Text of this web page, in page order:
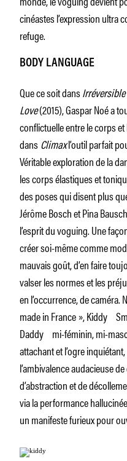
cinéastes l’expression ultra
refuge.
BODY LANGUAGE
Que ce soit dansIrréversible
Love(2015), Gaspar Noé a
conflictuelle entre le corps
dansClimaxl’outil parfait
Véritable exploration de la
les corps élastiques et
des poses qui disent plus
Jérôme Bosch et Pina
l’esprit du voguing. Une
créer soi-même comme
mauvais goût, d’en faire
valser les normes et les
en l’occurrence, de
made in France », Kiddy
Daddy mi-féminin, mi-
attachant et l’ogre
l’ambivalence audacieuse
d’abstraction et de
via la performance
un manifeste furieux pour